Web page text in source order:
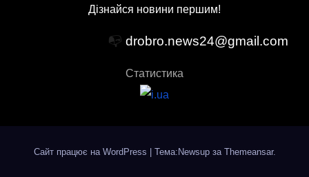
Дізнайся новини першим!
📭 drobro.news24@gmail.com
Статистика
Сайт працює на WordPress Тема:Newsup за Themeansar.